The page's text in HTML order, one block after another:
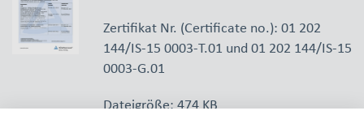
Zertifikat Nr. (Certificate no.): 01 202
144/IS-15 0003-T.01 und 01 202 144/IS-15
0003-G.01
Dateigröße: 474 KB